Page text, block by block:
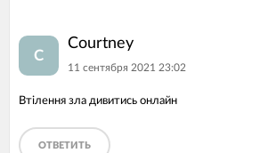
C
Courtney
11 сентября 2021 23:02
Втілення зла дивитись онлайн
ОТВЕТИТЬ